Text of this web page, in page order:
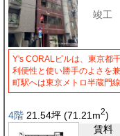
竣工
Y's CORALビルは、東京都
利便性と使い勝手のよさを
町駅へは東京メトロ半蔵門
4階 21.54坪 (71.21 m2)
賃料